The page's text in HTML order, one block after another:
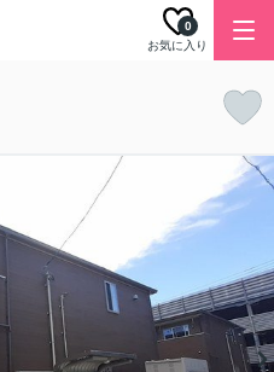
お気に入り
0